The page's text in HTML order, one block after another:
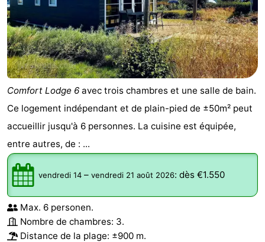
Comfort Lodge 6 avec trois chambres et une salle de bain.
Ce logement indépendant et de plain-pied de ±50m² peut
accueillir jusqu'à 6 personnes. La cuisine est équipée,
entre autres, de : ...
vendredi 14 – vendredi 21 août 2026: dès €1.550
Max. 6 personen.
Nombre de chambres: 3.
Distance de la plage: ±900 m.